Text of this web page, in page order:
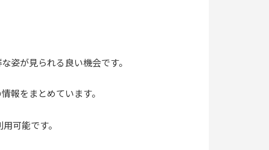
姿が見られる良い機会です。
報をまとめています。
可能です。